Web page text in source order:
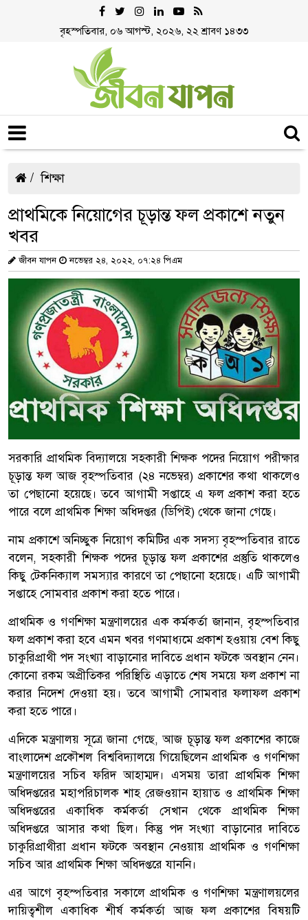
বৃহস্পতিবার, ০৬ আগস্ট, ২০২৬, ২২ শ্রাবণ ১৪৩৩
শিক্ষা
প্রাথমিকে নিয়োগের চূড়ান্ত ফল প্রকাশে নতুন
খবর
জীবন যাপন নভেম্বর ২৪, ২০২২, ০৭:২৪ পিএম
সরকারি প্রাথমিক বিদ্যালয়ে সহকারী শিক্ষক পদের নিয়োগ পরীক্ষার
চূড়ান্ত ফল আজ বৃহস্পতিবার (২৪ নভেম্বর) প্রকাশের কথা থাকলেও
তা পেছানো হয়েছে। তবে আগামী সপ্তাহে এ ফল প্রকাশ করা হতে
পারে বলে প্রাথমিক শিক্ষা অধিদপ্তর (ডিপিই) থেকে জানা গেছে।
নাম প্রকাশে অনিচ্ছুক নিয়োগ কমিটির এক সদস্য বৃহস্পতিবার রাতে
বলেন, সহকারী শিক্ষক পদের চূড়ান্ত ফল প্রকাশের প্রস্তুতি থাকলেও
কিছু টেকনিক্যাল সমস্যার কারণে তা পেছানো হয়েছে। এটি আগামী
সপ্তাহে সোমবার প্রকাশ করা হতে পারে।
প্রাথমিক ও গণশিক্ষা মন্ত্রণালয়ের এক কর্মকর্তা জানান, বৃহস্পতিবার
ফল প্রকাশ করা হবে এমন খবর গণমাধ্যমে প্রকাশ হওয়ায় বেশ কিছু
চাকুরিপ্রাথী পদ সংখ্যা বাড়ানোর দাবিতে প্রধান ফটকে অবস্থান নেন।
কোনো রকম অপ্রীতিকর পরিস্থিতি এড়াতে শেষ সময়ে ফল প্রকাশ না
করার নিদেশ দেওয়া হয়। তবে আগামী সোমবার ফলাফল প্রকাশ
করা হতে পারে।
এদিকে মন্ত্রণালয় সূত্রে জানা গেছে, আজ চূড়ান্ত ফল প্রকাশের কাজে
বাংলাদেশ প্রকৌশল বিশ্ববিদ্যালয়ে গিয়েছিলেন প্রাথমিক ও গণশিক্ষা
মন্ত্রণালয়ের সচিব ফরিদ আহাম্মদ। এসময় তারা প্রাথমিক শিক্ষা
অধিদপ্তরের মহাপরিচালক শাহ রেজওয়ান হায়াত ও প্রাথমিক শিক্ষা
অধিদপ্তরের একাধিক কর্মকর্তা সেখান থেকে প্রাথমিক শিক্ষা
অধিদপ্তরে আসার কথা ছিল। কিন্তু পদ সংখ্যা বাড়ানোর দাবিতে
চাকুরিপ্রাথীরা প্রধান ফটকে অবস্থান নেওয়ায় প্রাথমিক ও গণশিক্ষা
সচিব আর প্রাথমিক শিক্ষা অধিদপ্তরে যাননি।
এর আগে বৃহস্পতিবার সকালে প্রাথমিক ও গণশিক্ষা মন্ত্রণালয়লের
দায়িত্বশীল একাধিক শীর্ষ কর্মকর্তা আজ ফল প্রকাশের বিষয়টি